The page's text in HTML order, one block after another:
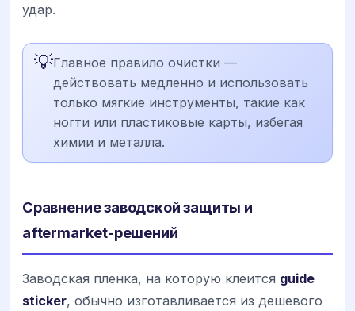
удар.
💡Главное правило очистки —
действовать медленно и использовать
только мягкие инструменты, такие как
ногти или пластиковые карты, избегая
химии и металла.
Сравнение заводской защиты и
aftermarket-решений
Заводская пленка, на которую клеится guide
sticker, обычно изготавливается из дешевого